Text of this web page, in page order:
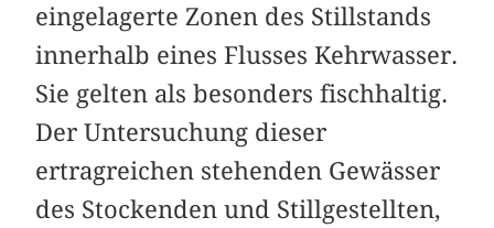
eingelagerte Zonen des Stillstands
innerhalb eines Flusses Kehrwasser.
Sie gelten als besonders fischhaltig.
Der Untersuchung dieser
ertragreichen stehenden Gewässer
des Stockenden und Stillgestellten,